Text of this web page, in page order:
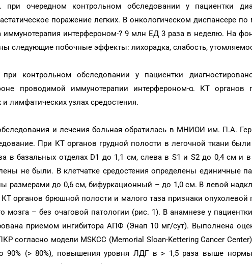
очередном контрольном обследовании у пациентки
поражение легких. В онкологическом диспансере по
иммунотерапия интерфероном-? 9 млн ЕД 3 раза в неделю. На
следующие побочные эффекты: лихорадка, слабость,
контрольном обследовании у пациентки
проводимой иммунотерапии интерфероном-α. КТ органов
и лимфатических узлах средостения.
и лечения больная обратилась в МНИОИ им. П.А.
При КТ органов грудной полости в легочной ткани
в базальных отделах D1 до 1,1 см, слева в S1 и S2 до 0,4 см и
не были. В клетчатке средостения определены единичные
размерами до 0,6 см, бифуркационный – до 1,0 см. В левой
органов брюшной полости и малого таза признаки
мозга – без очаговой патологии (рис. 1). В анамнезе у
приемом ингибитора АПФ (Энап 10 мг/сут). Выполнена
согласно модели MSKCC (Memorial Sloan-Kettering Cancer
90% (> 80%), повышения уровня ЛДГ в > 1,5 раза выше